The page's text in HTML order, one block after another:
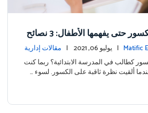
Matific | يوليو 06, 2021 |
مقالات إدارية
كطالب في المدرسة الابتدائية؟ ربما كنت
ألقيت نظرة ثاقبة على الكسور. لسوء …